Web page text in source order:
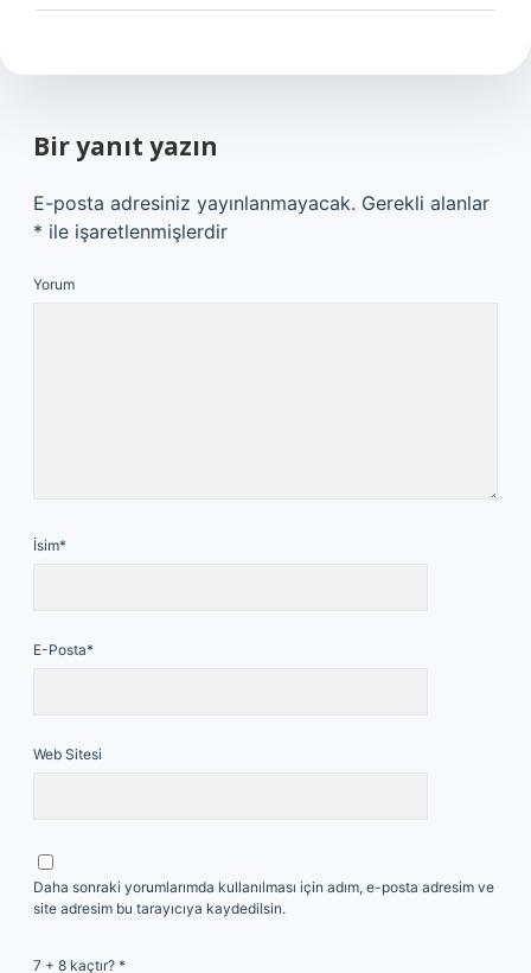
Bir yanıt yazın
E-posta adresiniz yayınlanmayacak. Gerekli alanlar
* ile işaretlenmişlerdir
Yorum
İsim*
E-Posta*
Web Sitesi
Daha sonraki yorumlarımda kullanılması için adım, e-posta adresim ve
site adresim bu tarayıcıya kaydedilsin.
7 + 8 kaçtır? *